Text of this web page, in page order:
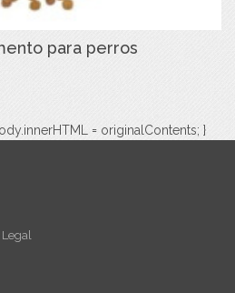
para perros
= originalContents; }